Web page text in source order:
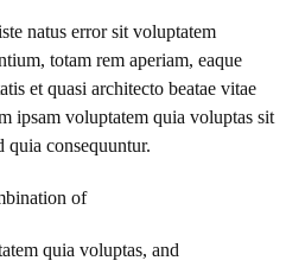
natus error sit voluptatem
totam rem aperiam, eaque
et quasi architecto beatae vitae
ipsam voluptatem quia voluptas sit
quia consequuntur.
of
quia voluptas, and